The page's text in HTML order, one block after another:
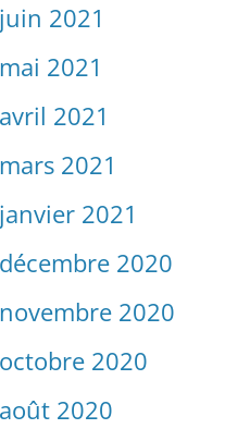
juin 2021
mai 2021
avril 2021
mars 2021
janvier 2021
décembre 2020
novembre 2020
octobre 2020
août 2020